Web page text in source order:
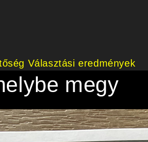
Választási eredmények
megy